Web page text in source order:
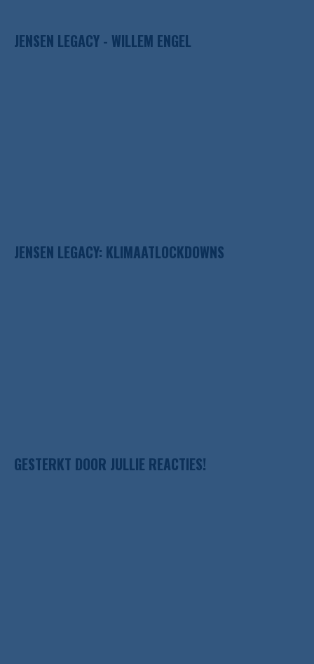
JENSEN LEGACY - WILLEM ENGEL
JENSEN LEGACY: KLIMAATLOCKDOWNS
GESTERKT DOOR JULLIE REACTIES!